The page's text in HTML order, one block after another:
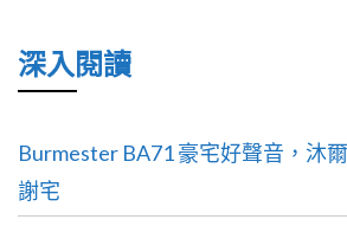
深入閱讀
Burmester BA71 豪宅好聲音，沐
謝宅